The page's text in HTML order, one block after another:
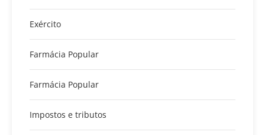
Exército
Farmácia Popular
Farmácia Popular
Impostos e tributos